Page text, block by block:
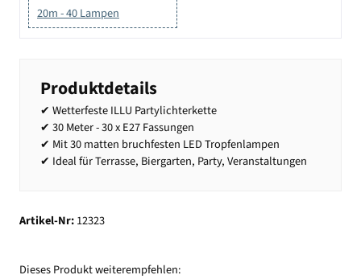
20m - 40 Lampen
Produktdetails
✔ Wetterfeste ILLU Partylichterkette
✔ 30 Meter - 30 x E27 Fassungen
✔ Mit 30 matten bruchfesten LED Tropfenlampen
✔ Ideal für Terrasse, Biergarten, Party, Veranstaltungen
Artikel-Nr:12323
Dieses Produkt weiterempfehlen: